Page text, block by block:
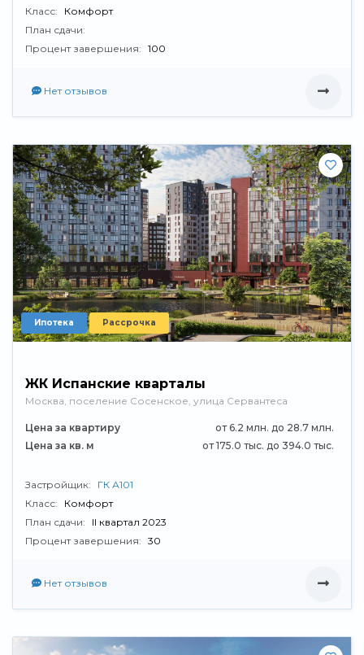
Класс:
Комфорт
План сдачи:
Процент завершения: 100
Нет отзывов
Ипотека Рассрочка
ЖК Испанские кварталы
Москва, поселение Сосенское, улица Сервантеса
Цена за квартиру
от 6.2 млн. до 28.7 млн.
Цена за кв. м
от 175.0 тыс. до 394.0 тыс.
Застройщик:
ГК А101
Класс:
Комфорт
План сдачи:
II квартал 2023
Процент завершения: 30
Нет отзывов